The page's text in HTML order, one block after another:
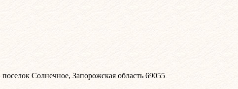
Солнечное, Запорожская область 69055